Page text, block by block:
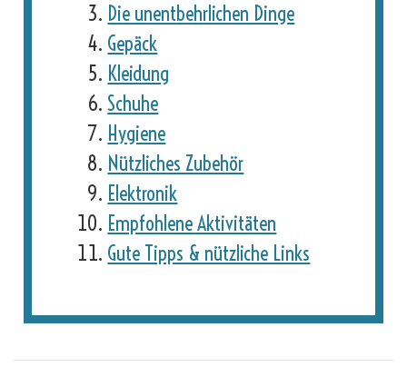
Die unentbehrlichen Dinge
Gepäck
Kleidung
Schuhe
Hygiene
Nützliches Zubehör
Elektronik
Empfohlene Aktivitäten
Gute Tipps & nützliche Links